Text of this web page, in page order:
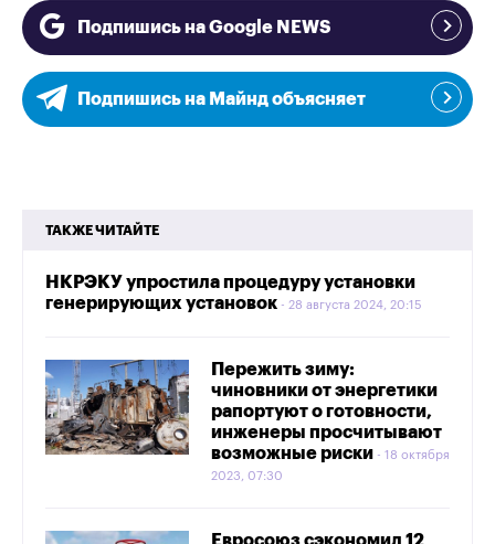
Подпишись на Google NEWS
Подпишись на Майнд объясняет
ТАКЖЕ ЧИТАЙТЕ
НКРЭКУ упростила процедуру установки
генерирующих установок
28 августа 2024, 20:15
Пережить зиму:
чиновники от энергетики
рапортуют о готовности,
инженеры просчитывают
возможные риски
18 октября
2023, 07:30